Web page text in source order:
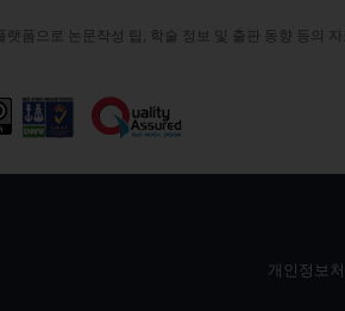
폼으로 논문작성 팁, 학술 정보 및 출판 동향 등의
개인정보